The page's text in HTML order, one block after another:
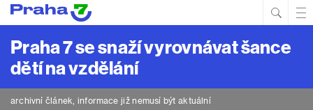
Praha 7 se snaží vyrovnávat šance
dětí na vzdělání
archivní článek, informace již nemusí být aktuální